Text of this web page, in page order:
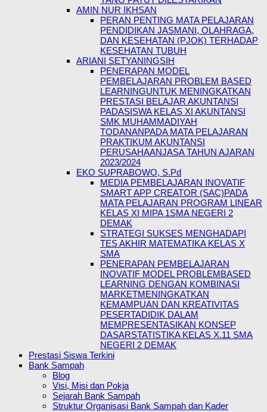
AMIN NUR IKHSAN
PERAN PENTING MATA PELAJARAN
PENDIDIKAN JASMANI, OLAHRAGA,
DAN KESEHATAN (PJOK) TERHADAP
KESEHATAN TUBUH
ARIANI SETYANINGSIH
PENERAPAN MODEL
PEMBELAJARAN PROBLEM BASED
LEARNINGUNTUK MENINGKATKAN
PRESTASI BELAJAR AKUNTANSI
PADASISWA KELAS XI AKUNTANSI
SMK MUHAMMADIYAH
TODANANPADA MATA PELAJARAN
PRAKTIKUM AKUNTANSI
PERUSAHAANJASA TAHUN AJARAN
2023/2024
EKO SUPRABOWO, S.Pd
MEDIA PEMBELAJARAN INOVATIF
SMART APP CREATOR (SAC)PADA
MATA PELAJARAN PROGRAM LINEAR
KELAS XI MIPA 1SMA NEGERI 2
DEMAK
STRATEGI SUKSES MENGHADAPI
TES AKHIR MATEMATIKA KELAS X
SMA
PENERAPAN PEMBELAJARAN
INOVATIF MODEL PROBLEMBASED
LEARNING DENGAN KOMBINASI
MARKETMENINGKATKAN
KEMAMPUAN DAN KREATIVITAS
PESERTADIDIK DALAM
MEMPRESENTASIKAN KONSEP
DASARSTATISTIKA KELAS X.11 SMA
NEGERI 2 DEMAK
Prestasi Siswa Terkini
Bank Sampah
Blog
Visi, Misi dan Pokja
Sejarah Bank Sampah
Struktur Organisasi Bank Sampah dan Kader